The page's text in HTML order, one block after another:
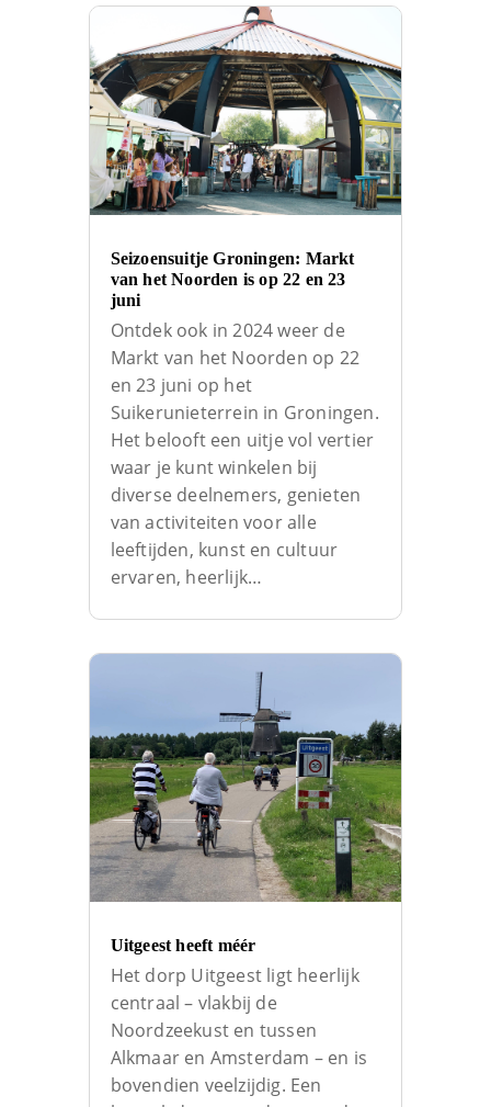
Seizoensuitje Groningen: Markt
van het Noorden is op 22 en 23
juni
Ontdek ook in 2024 weer de
Markt van het Noorden op 22
en 23 juni op het
Suikerunieterrein in Groningen.
Het belooft een uitje vol vertier
waar je kunt winkelen bij
diverse deelnemers, genieten
van activiteiten voor alle
leeftijden, kunst en cultuur
ervaren, heerlijk…
Uitgeest heeft méér
Het dorp Uitgeest ligt heerlijk
centraal – vlakbij de
Noordzeekust en tussen
Alkmaar en Amsterdam – en is
bovendien veelzijdig. Een